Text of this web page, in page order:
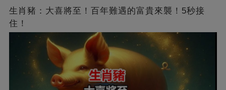
生肖豬：大喜將至！百年難遇的富貴來襲！5秒接
住！